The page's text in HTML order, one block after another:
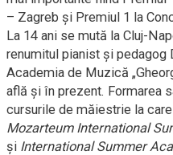
– Zagreb şi Premiul 1 la
La 14 ani se mută la Cluj-
renumitul pianist și pedagog
Academia de Muzică
află și în prezent. Formarea
cursurile de măiestrie la
Mozarteum International
și International Summer